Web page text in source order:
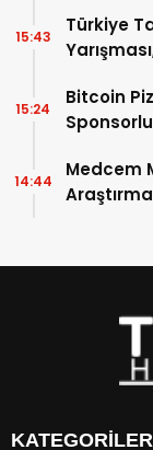
Türkiye
15:43
Bitcoin
15:24
Medcem
14:44
KATEGORİLER